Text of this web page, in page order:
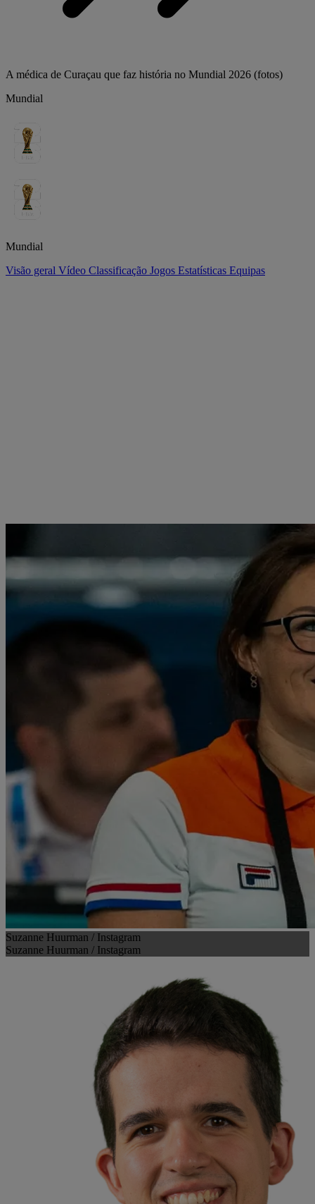
A médica de Curaçau que faz história no Mundial 2026 (fotos)
Mundial
Mundial
Visão geral Vídeo Classificação Jogos Estatísticas Equipas
Suzanne Huurman / Instagram
Suzanne Huurman / Instagram